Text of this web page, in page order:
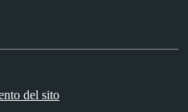
del sito